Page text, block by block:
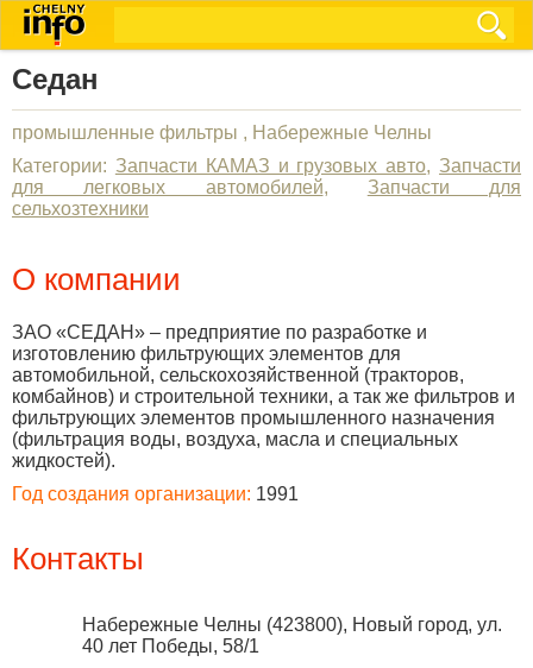
Седан
промышленные фильтры , Набережные Челны
Категории: Запчасти КАМАЗ и грузовых авто, Запчасти
для легковых автомобилей, Запчасти для
сельхозтехники
О компании
ЗАО «СЕДАН» – предприятие по разработке и
изготовлению фильтрующих элементов для
автомобильной, сельскохозяйственной (тракторов,
комбайнов) и строительной техники, а так же фильтров и
фильтрующих элементов промышленного назначения
(фильтрация воды, воздуха, масла и специальных
жидкостей).
Год создания организации: 1991
Контакты
Набережные Челны (423800), Новый город, ул.
40 лет Победы, 58/1